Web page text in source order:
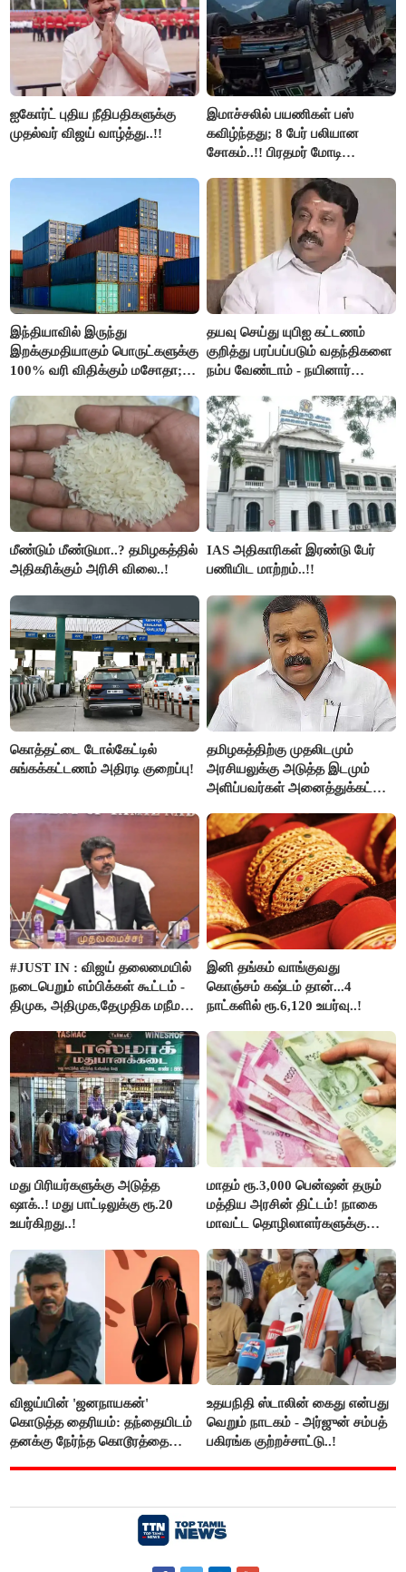
ஐகோர்ட் புதிய நீதிபதிகளுக்கு
முதல்வர் விஜய் வாழ்த்து..!!
இமாச்சலில் பயணிகள் பஸ்
கவிழ்ந்தது; 8 பேர் பலியான
சோகம்..!! பிரதமர் மோடி
இந்தியாவில் இருந்து
இறக்குமதியாகும் பொருட்களுக்கு
100% வரி விதிக்கும் மசோதா;
தயவு செய்து யுபிஐ கட்டணம்
குறித்து பரப்பப்படும் வதந்திகளை
நம்ப வேண்டாம் - நயினார்
மீண்டும் மீண்டுமா..? தமிழகத்தில்
அதிகரிக்கும் அரிசி விலை..!
IAS அதிகாரிகள் இரண்டு பேர்
பணியிட மாற்றம்..!!
கொத்தட்டை டோல்கேட்டில்
சுங்கக்கட்டணம் அதிரடி குறைப்பு!
தமிழகத்திற்கு முதலிடமும்
அரசியலுக்கு அடுத்த இடமும்
அளிப்பவர்கள் அனைத்துக்கட்சி
பங்கேற்பார்கள் - மாணிக்கம்
தாகூர்..!!
#JUST IN : விஜய் தலைமையில்
நடைபெறும் எம்பிக்கள் கூட்டம் -
திமுக, அதிமுக,தேமுதிக மநீம
இனி தங்கம் வாங்குவது
கொஞ்சம் கஷ்டம் தான்...4
நாட்களில் ரூ.6,120 உயர்வு..!
மது பிரியர்களுக்கு அடுத்த
ஷாக்..! மது பாட்டிலுக்கு ரூ.20
உயர்கிறது..!
மாதம் ரூ.3,000 பென்ஷன் தரும்
மத்திய அரசின் திட்டம்! நாகை
மாவட்ட தொழிலாளர்களுக்கு
செய்தி!
விஜய்யின் 'ஜனநாயகன்'
கொடுத்த தைரியம்: தந்தையிடம்
தனக்கு நேர்ந்த கொடூரத்தை
உதயநிதி ஸ்டாலின் கைது என்பது
வெறும் நாடகம் - அர்ஜுன் சம்பத்
பகிரங்க குற்றச்சாட்டு..!